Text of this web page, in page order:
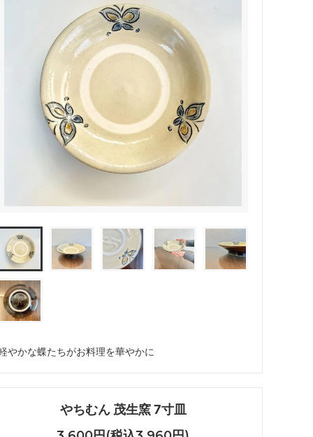
やかな蝶たちがお料理を華やかに
やちむん 茂生窯 7寸皿